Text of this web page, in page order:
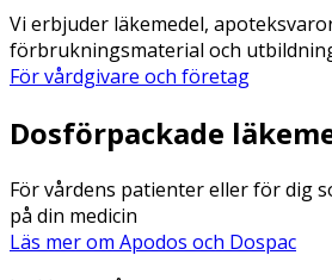
Vi erbjuder läkemedel,
förbrukningsmaterial och
För vårdgivare och företag
Dosförpackade
För vårdens patienter eller för dig
på din medicin
Läs mer om Apodos och Dospac